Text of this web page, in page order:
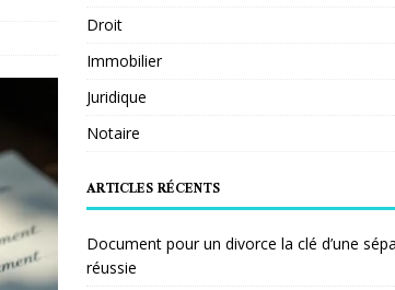
Droit
Immobilier
Juridique
Notaire
ARTICLES RÉCENTS
Document pour un divorce la clé d’une
réussie